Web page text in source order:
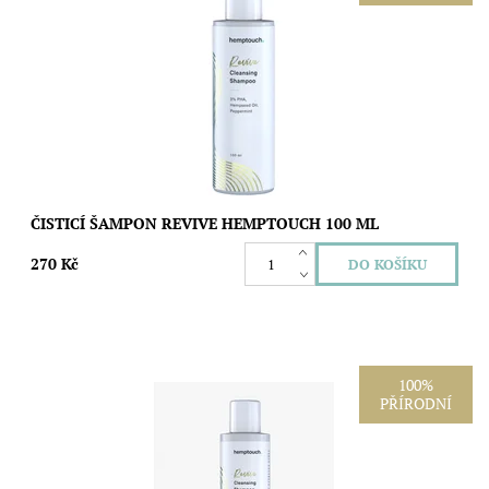
pro svěží pokožku hlavy a lehké vlasy plné objemu. Pomáhá
odstraňovat přebytečný maz,...
Hemptouch
ČISTICÍ ŠAMPON REVIVE HEMPTOUCH 100 ML
270 Kč
100%
PŘÍRODNÍ
Hloubkově čisticí šampon s 3 % PHA kyselin pro svěží pokožku
hlavy a lehké, lesklé vlasy plné objemu. Jemně odstraňuje